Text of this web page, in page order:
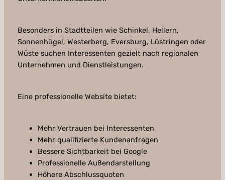
Besonders in Stadtteilen wie Schinkel, Hellern,
Sonnenhügel, Westerberg, Eversburg, Lüstringen oder
Wüste suchen Interessenten gezielt nach regionalen
Unternehmen und Dienstleistungen.
Eine professionelle Website bietet:
Mehr Vertrauen bei Interessenten
Mehr qualifizierte Kundenanfragen
Bessere Sichtbarkeit bei Google
Professionelle Außendarstellung
Höhere Abschlussquoten